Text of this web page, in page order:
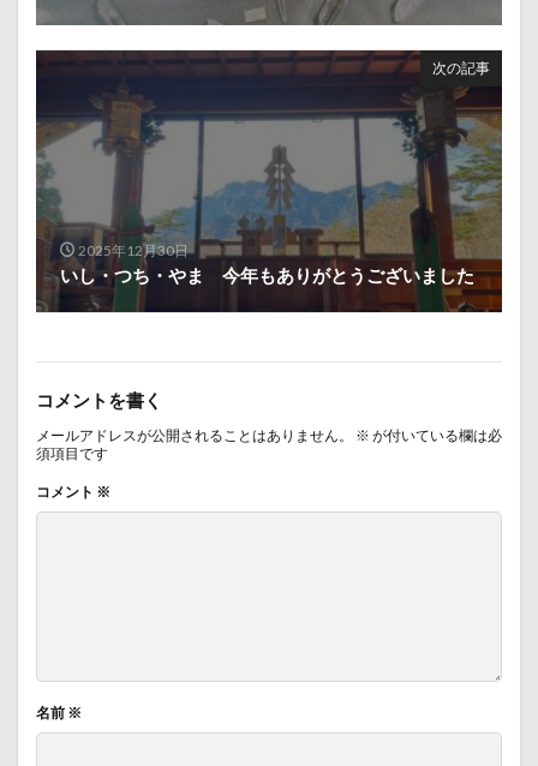
次の記事
2025年12月30日
いし・つち・やま 今年もありがとうございました
コメントを書く
メールアドレスが公開されることはありません。 ※ が付いている欄は必
須項目です
コメント ※
名前 ※